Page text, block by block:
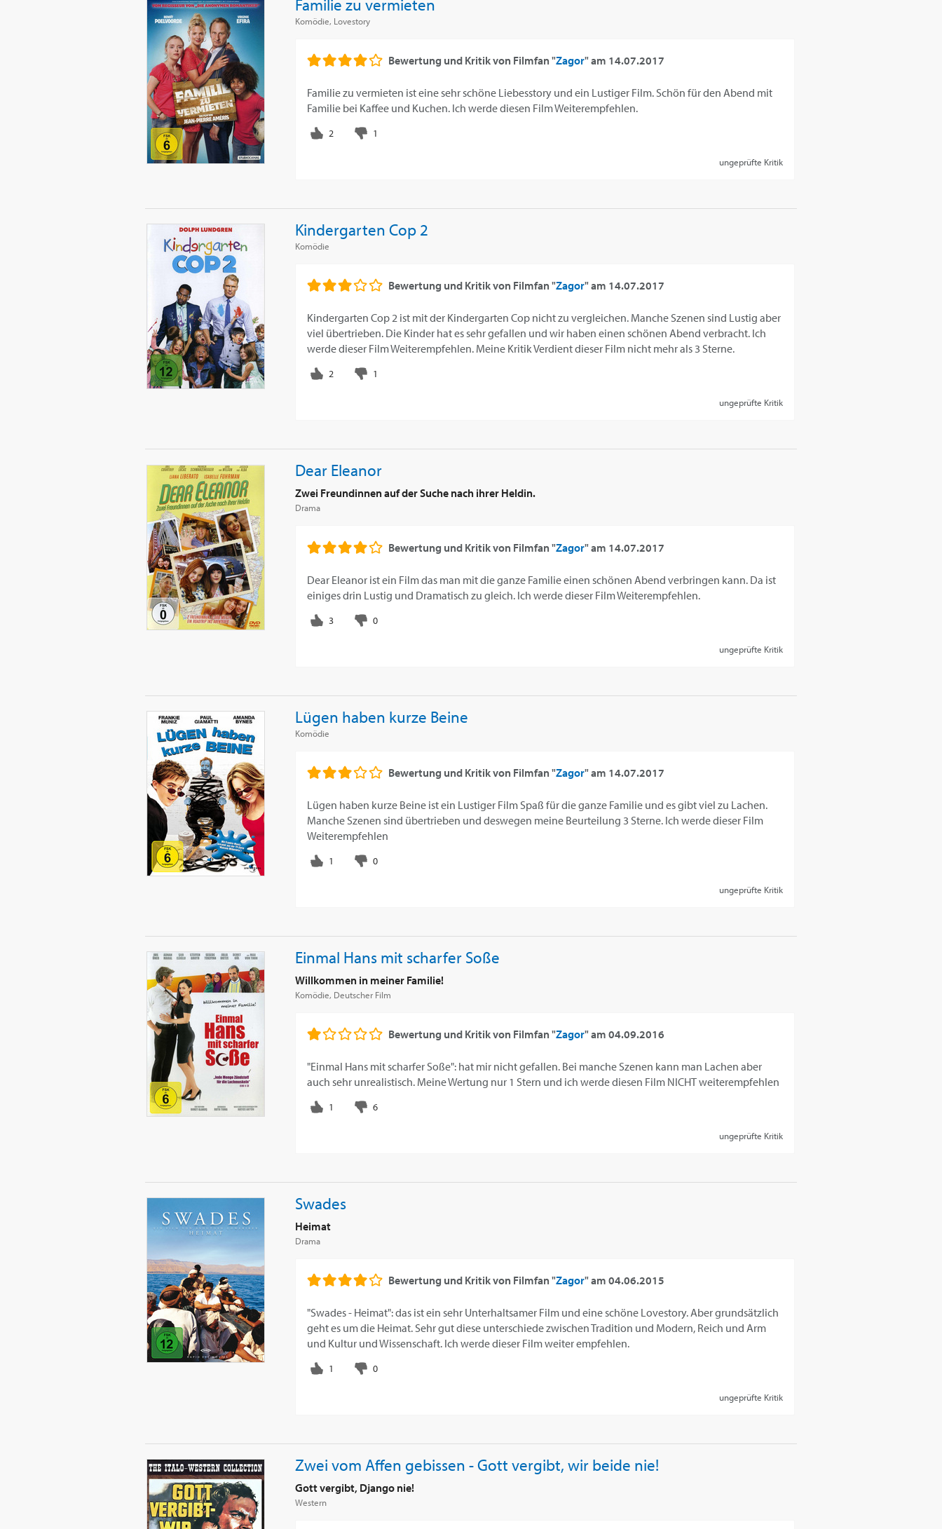
Komödie, Lovestory
Bewertung und Kritik von Filmfan "Zagor"am 14.07.2017
Familie zu vermieten ist eine sehr schöne Liebesstory und ein Lustiger Film. Schön für den Abend mit
Familie bei Kaffee und Kuchen. Ich werde diesen Film Weiterempfehlen.
ungeprüfte Kritik
Kindergarten Cop 2
Komödie
Bewertung und Kritik von Filmfan "Zagor"am 14.07.2017
Kindergarten Cop 2 ist mit der Kindergarten Cop nicht zu vergleichen. Manche Szenen sind Lustig aber
viel übertrieben. Die Kinder hat es sehr gefallen und wir haben einen schönen Abend verbracht. Ich
werde dieser Film Weiterempfehlen. Meine Kritik Verdient dieser Film nicht mehr als 3 Sterne.
ungeprüfte Kritik
Dear Eleanor
Zwei Freundinnen auf der Suche nach ihrer Heldin.
Drama
Bewertung und Kritik von Filmfan "Zagor"am 14.07.2017
Dear Eleanor ist ein Film das man mit die ganze Familie einen schönen Abend verbringen kann. Da ist
einiges drin Lustig und Dramatisch zu gleich. Ich werde dieser Film Weiterempfehlen.
ungeprüfte Kritik
Lügen haben kurze Beine
Komödie
Bewertung und Kritik von Filmfan "Zagor"am 14.07.2017
Lügen haben kurze Beine ist ein Lustiger Film Spaß für die ganze Familie und es gibt viel zu Lachen.
Manche Szenen sind übertrieben und deswegen meine Beurteilung 3 Sterne. Ich werde dieser Film
Weiterempfehlen
ungeprüfte Kritik
Einmal Hans mit scharfer Soße
Willkommen in meiner Familie!
Komödie, Deutscher Film
Bewertung und Kritik von Filmfan "Zagor"am04.09.2016
"Einmal Hans mit scharfer Soße": hat mir nicht gefallen. Bei manche Szenen kann man Lachen aber
auch sehr unrealistisch. Meine Wertung nur 1 Stern und ich werde diesen Film NICHT weiterempfehlen
ungeprüfte Kritik
Swades
Heimat
Drama
Bewertung und Kritik von Filmfan "Zagor"am04.06.2015
"Swades - Heimat": das ist ein sehr Unterhaltsamer Film und eine schöne Lovestory. Aber grundsätzlich
geht es um die Heimat. Sehr gut diese unterschiede zwischen Tradition und Modern, Reich und Arm
und Kultur und Wissenschaft. Ich werde dieser Film weiter empfehlen.
ungeprüfte Kritik
Zwei vom Affen gebissen - Gott vergibt, wir beide nie!
Gott vergibt, Django nie!
Western